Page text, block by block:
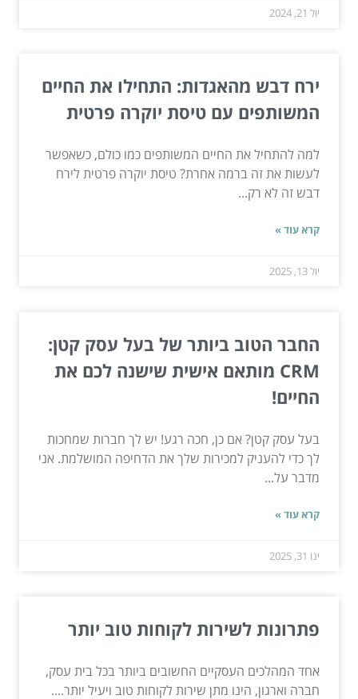
יול 21, 2024
ירח דבש מהאגדות: התחילו את החיים
המשותפים עם טיסת יוקרה פרטית
למה להתחיל את החיים המשותפים כמו כולם, כשאפשר
לעשות את זה ברמה אחרת? טיסת יוקרה פרטית לירח
דבש זה לא רק...
קרא עוד »
יול 13, 2025
החבר הטוב ביותר של בעל עסק קטן:
CRM מותאם אישית שישנה לכם את
החיים!
בעל עסק קטן? אם כן, חכה רגע! יש לך חברות שמחכות
לך כדי להעניק למכירות שלך את הדחיפה המושלמת. אני
מדבר על...
קרא עוד »
ינו 31, 2025
פתרונות לשירות לקוחות טוב יותר
אחד המהלכים העסקיים החשובים ביותר בכל בית עסק,
חברה וארגון, הינו מתן שירות לקוחות טוב ויעיל יותר....